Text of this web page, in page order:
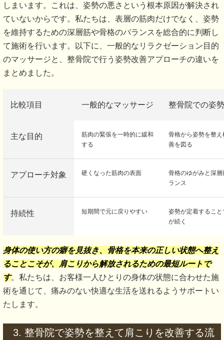
しまいます。これは、姿勢の悪さという根本原因が解決され
ていないからです。私たちは、表層の筋肉だけでなく、姿勢
を維持するための深層筋や骨格のバランスを総合的に判断し
て施術を行います。以下に、一般的なリラクゼーション目的
のマッサージと、整骨院で行う姿勢改善アプローチの違いを
まとめました。
比較項目 一般的なマッサージ 整骨院での姿
主な目的
筋肉の緊張を一時的に緩和
する
骨格から姿勢を整え
善を図る
アプローチ対象 硬くなった筋肉の表面
骨格のゆがみと深層
ランス
持続性 短期間で元に戻りやすい
姿勢が定着すること
が続く
身体の使い方の癖を見抜き、骨格を本来の正しい状態へ整え
ることこそが、肩こりから解放されるための最短ルートで
す。私たちは、お客様一人ひとりの身体の状態に合わせた施
術を通じて、痛みのない快適な生活を送れるようサポートい
たします。
3. 整骨院で姿勢を整えて肩こりを改善する流